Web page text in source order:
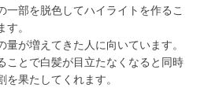
一部を脱色してハイライトを作るこ
す。
量が増えてきた人に向いています。
ことで白髪が目立たなくなると同時
果たしてくれます。